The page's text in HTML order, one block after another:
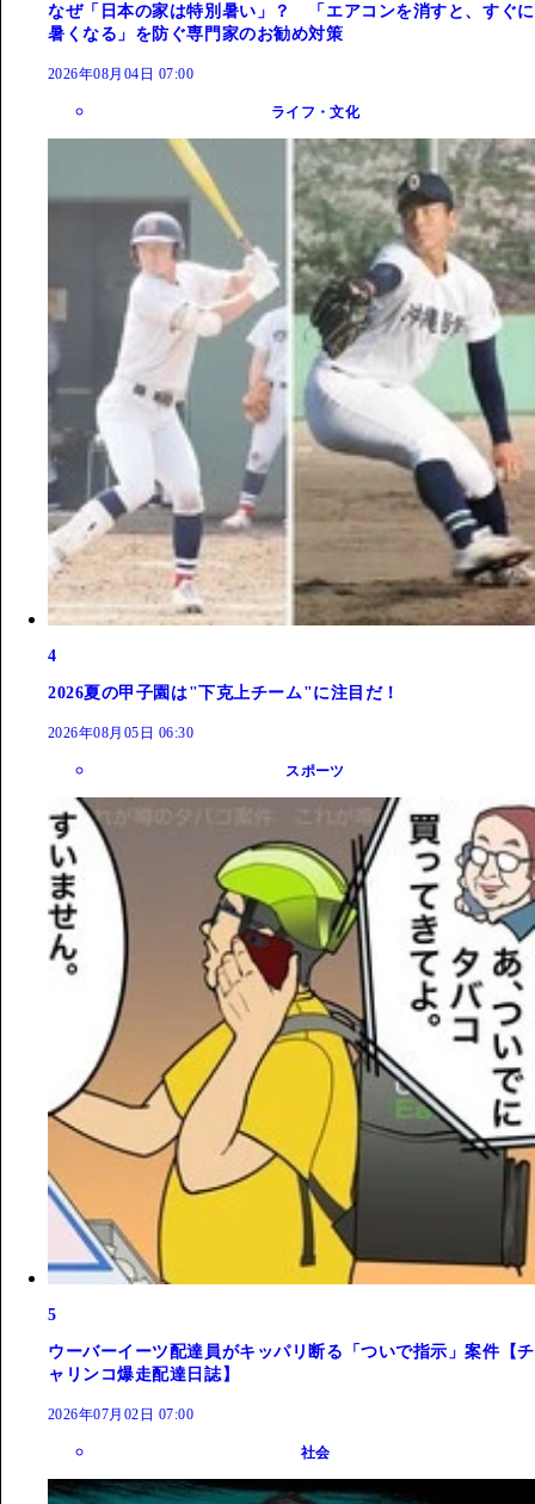
なぜ「日本の家は特別暑い」？ 「エアコンを消すと、すぐに
暑くなる」を防ぐ専門家のお勧め対策
2026年08月04日 07:00
ライフ・文化
4
2026夏の甲子園は"下克上チーム"に注目だ！
2026年08月05日 06:30
スポーツ
5
ウーバーイーツ配達員がキッパリ断る「ついで指示」案件【チ
ャリンコ爆走配達日誌】
2026年07月02日 07:00
社会